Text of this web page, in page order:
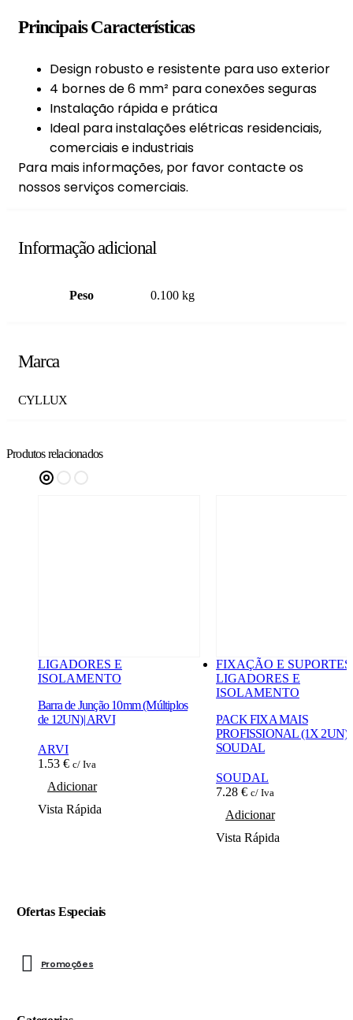
Principais Características
Design robusto e resistente para uso exterior
4 bornes de 6 mm² para conexões seguras
Instalação rápida e prática
Ideal para instalações elétricas residenciais,
comerciais e industriais
Para mais informações, por favor contacte os
nossos serviços comerciais.
Informação adicional
Peso 0.100 kg
Marca
CYLLUX
Produtos relacionados
LIGADORES E
ISOLAMENTO
Barra de Junção 10mm (Múltiplos
de 12UN)| ARVI
ARVI
1.53 € c/ Iva
Adicionar
Vista Rápida
FIXAÇÃO E SUPORTES
LIGADORES E
ISOLAMENTO
PACK FIXA MAIS
PROFISSIONAL (1X 2UN)|
SOUDAL
SOUDAL
7.28 € c/ Iva
Adicionar
Vista Rápida
Ofertas Especiais
Promoções